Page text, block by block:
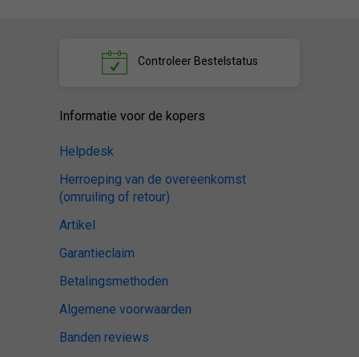
ControleerBestelstatus
Informatie voor de kopers
Helpdesk
Herroeping van de overeenkomst
(omruiling of retour)
Artikel
Garantieclaim
Betalingsmethoden
Algemene voorwaarden
Banden reviews